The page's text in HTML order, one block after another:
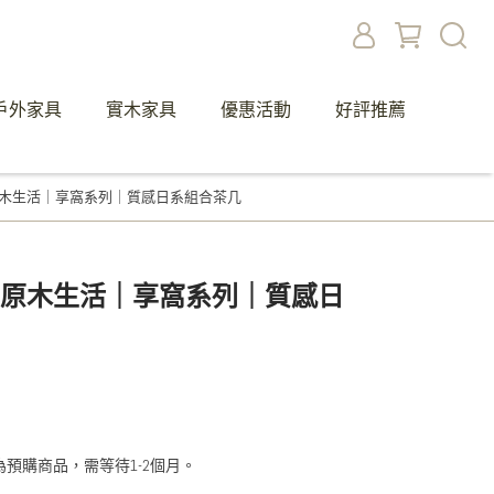
外家具 實木家具 優惠活動 好評推薦
生活｜享窩系列｜質感日系組合茶几
木生活｜享窩系列｜質感日
購商品，需等待1-2個月。